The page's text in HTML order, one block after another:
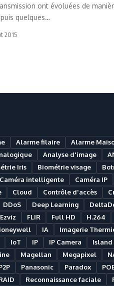
ont évoluées de
quelques…
2015
Alarme filaire
Alarme
Analyse d'image
Iris Biométrie visage
Caméra intelligente Caméra IP
Cloud Contrôle d'accès
DDoS Deep Learning
Ezviz FLIR Full HD H.264
IA Imagerie
IoT IP IP Camera
Island
Magellan Megapixel
Panasonic Paradox
Reconnaissance faciale